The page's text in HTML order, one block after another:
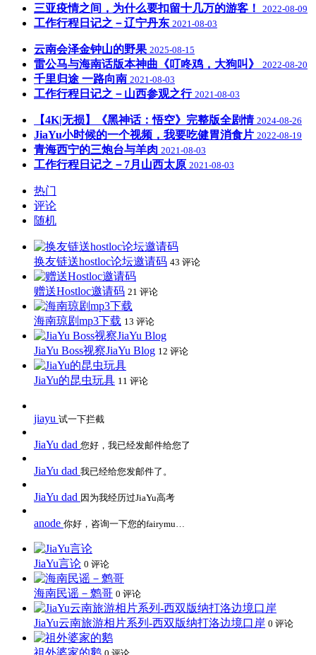
三亚疫情之间，为什么要扣留十几万的游客！ 2022-08-09
工作行程日记之－辽宁丹东 2021-08-03
云南会泽金钟山的野果 2025-08-15
雷公马与海南话版本神曲《叮咚鸡，大狗叫》 2022-08-20
千里归途 一路向南 2021-08-03
工作行程日记之－山西参观之行 2021-08-03
【4K|无损】《黑神话：悟空》完整版全剧情 2024-08-26
JiaYu小时候的一个视频，我要吃健胃消食片 2022-08-19
青海西宁的三炮台与羊肉 2021-08-03
工作行程日记之－7月山西太原 2021-08-03
热门
评论
随机
换友链送hostloc论坛邀请码 43 评论
赠送Hostloc邀请码 21 评论
海南琼剧mp3下载 13 评论
JiaYu Boss视察JiaYu Blog 12 评论
JiaYu的昆虫玩具 11 评论
jiayu 试一下拦截
JiaYu dad 您好，我已经发邮件给您了
JiaYu dad 我已经给您发邮件了。
JiaYu dad 因为我经历过JiaYu高考
anode 你好，咨询一下您的fairymu…
JiaYu言论 0 评论
海南民谣－鹩哥 0 评论
JiaYu云南旅游相片系列-西双版纳打洛边境口岸 0 评论
祖外婆家的鹅